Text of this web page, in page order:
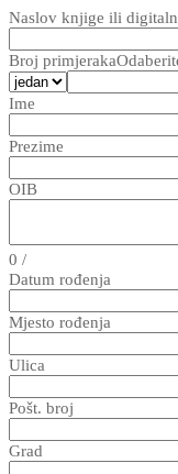
Naslov knjige ili
Broj primjeraka
Ime
Prezime
OIB
0 /
Datum rođenja
Mjesto rođenja
Ulica
Pošt. broj
Grad